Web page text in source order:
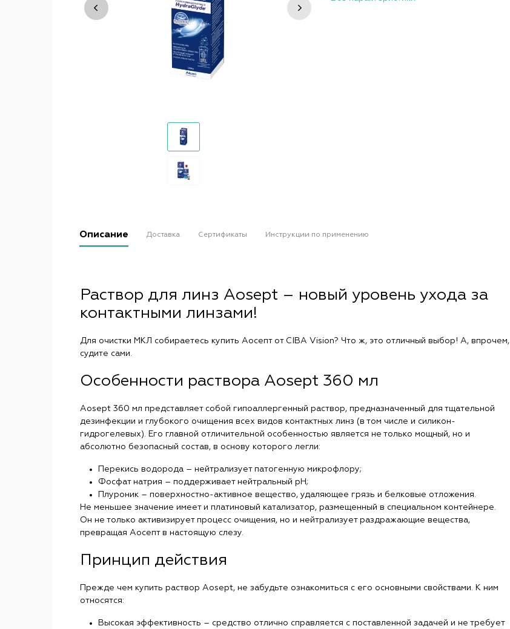
Описание Доставка Сертификаты Инструкции по применению
Раствор для линз Aosept – новый уровень ухода за
контактными линзами!
Для очистки МКЛ собираетесь купить Аосепт от CIBA Vision? Что ж, это отличный выбор! А, впрочем,
судите сами.
Особенности раствора Aosept 360 мл
Aosept 360 мл представляет собой гипоаллергенный раствор, предназначенный для тщательной
дезинфекции и глубокого очищения всех видов контактных линз (в том числе и силикон-
гидрогелевых). Его главной отличительной особенностью является не только мощный, но и
абсолютно безопасный состав, в основу которого легли:
Перекись водорода – нейтрализует патогенную микрофлору;
Фосфат натрия – поддерживает нейтральный pH;
Плуроник – поверхностно-активное вещество, удаляющее грязь и белковые отложения.
Не меньшее значение имеет и платиновый катализатор, размещенный в специальном контейнере.
Он не только активизирует процесс очищения, но и нейтрализует раздражающие вещества,
превращая Аосепт в настоящую слезу.
Принцип действия
Прежде чем купить раствор Aosept, не забудьте ознакомиться с его основными свойствами. К ним
относятся:
Высокая эффективность – средство отлично справляется с поставленной задачей и не требует